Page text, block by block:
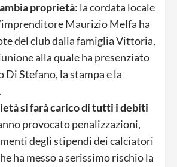
proprietà: la cordata locale
Maurizio Melfa ha
del club dalla famiglia Vittoria,
alla quale ha presenziato
Di Stefano, la stampa e la
si farà carico di tutti i debiti
provocato penalizzazioni,
degli stipendi dei calciatori
ha messo a serissimo rischio la